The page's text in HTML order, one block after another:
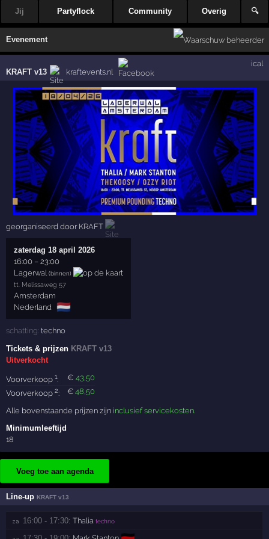
Jij Partyflock Community Overig 🔍
Evenement
KRAFT v13 kraftevents.nl
ical
georganiseerd door KRAFT
zaterdag 18 april 2026
16:00 –23:00
Lagerwal (binnen)
tt. Melissaweg 57
Amsterdam
Nederland 🇳🇱
schatting:techno
Tickets & prijzen KRAFT v13
Uitverkocht
Voorverkoop1: € 43 ,50
Voorverkoop2: €48 ,50
Alle bovenstaande prijzen zijn inclusief servicekosten.
Minimumleeftijd
18
Voeg toe aan agenda
Line-upKRAFT v13
za 16:00 - 17:30: Thalia techno